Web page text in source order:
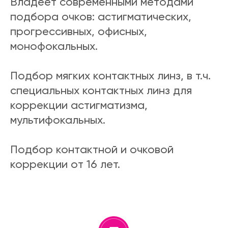
подбора очков: астигматических,
прогрессивных, офисных,
монофокальных.
Подбор мягких контактных линз, в т.ч.
специальных контактных линз для
коррекции астигматизма,
мультифокальных.
Подбор контактной и очковой
коррекции от 16 лет.